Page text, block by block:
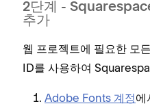
2단계 -
추가
웹 프로젝트에 필요한 모
ID를 사용하여
Adobe Fonts 계정에